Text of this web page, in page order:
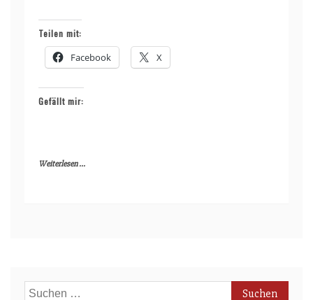
Teilen mit:
Facebook X
Gefällt mir:
Weiterlesen ...
Suchen